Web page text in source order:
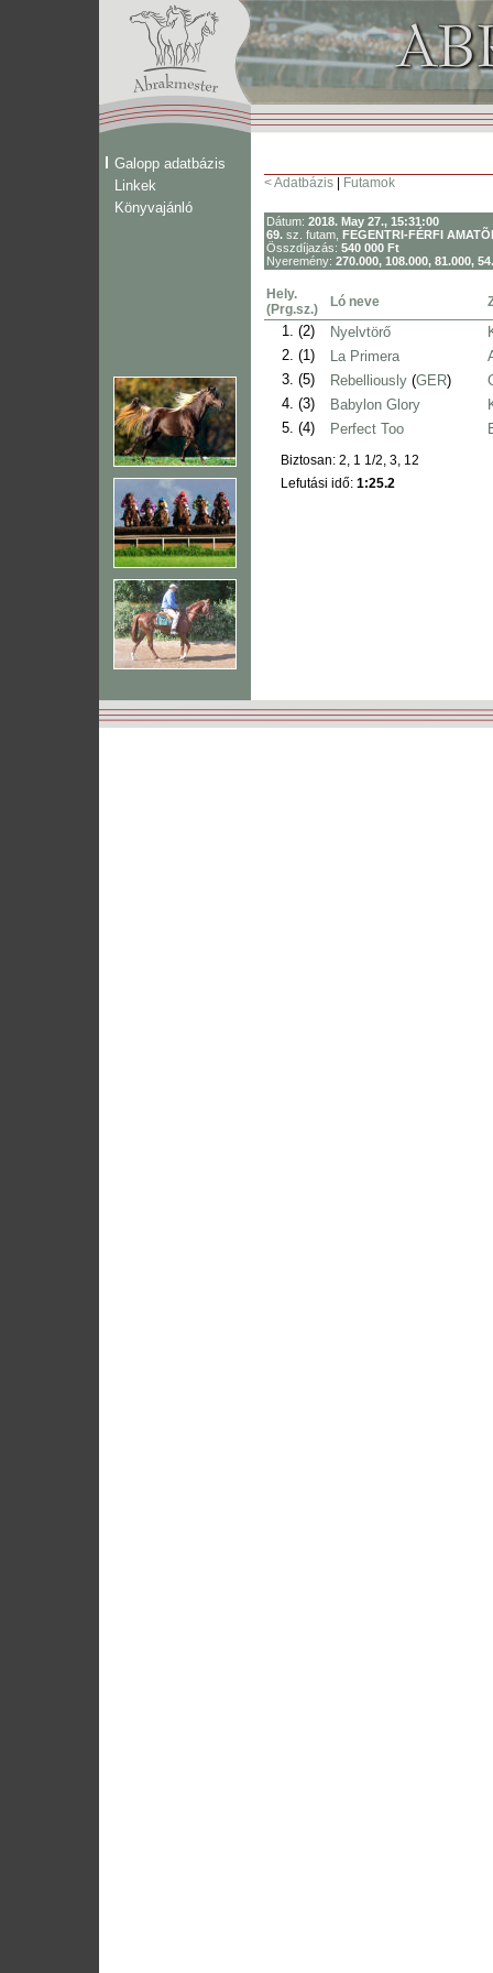
Galopp adatbázis
Linkek
Könyvajánló
< Adatbázis Futamok
Dátum: 2018. May 27., 15:31:00
69. sz. futam, FEGENTRI-FÉRFI
Összdíjazás: 540 000 Ft
Nyeremény: 270.000, 108.000, 81.000,
Hely.
(Prg.sz.)
Ló neve
1. (2) Nyelvtörő
2. (1) La Primera
3. (5) Rebelliously (GER)
4. (3) Babylon Glory
5. (4) Perfect Too
Biztosan: 2, 1 1/2, 3, 12
Lefutási idő: 1:25.2